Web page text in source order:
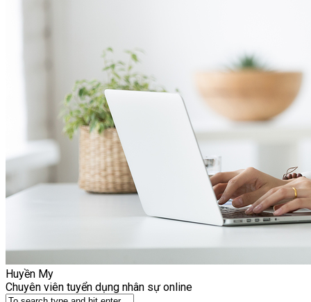
Huyền My
Chuyên viên tuyển dụng nhân sự online